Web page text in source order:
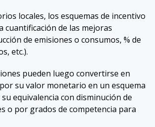
locales, los esquemas de incentivo
cuantificación de las mejoras
de emisiones o consumos, % de
etc.).
pueden luego convertirse en
su valor monetario en un esquema
equivalencia con disminución de
o por grados de competencia para